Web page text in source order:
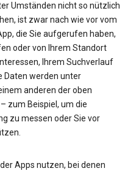
Umständen nicht so nützlich
ist zwar nach wie vor vom
die Sie aufgerufen haben,
oder von Ihrem Standort
Ihrem Suchverlauf
Daten werden unter
anderen der oben
zum Beispiel, um die
zu messen oder Sie vor
Apps nutzen, bei denen